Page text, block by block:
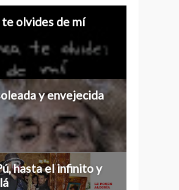
de 40 y más
te olvides de mí
y envejecida
de 40...
hasta el infinito y